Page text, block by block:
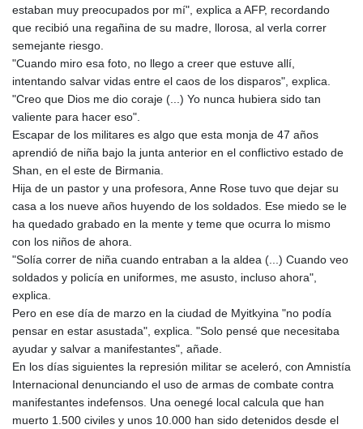
estaban muy preocupados por mí", explica a AFP, recordando
que recibió una regañina de su madre, llorosa, al verla correr
semejante riesgo.
"Cuando miro esa foto, no llego a creer que estuve allí,
intentando salvar vidas entre el caos de los disparos", explica.
"Creo que Dios me dio coraje (...) Yo nunca hubiera sido tan
valiente para hacer eso".
Escapar de los militares es algo que esta monja de 47 años
aprendió de niña bajo la junta anterior en el conflictivo estado de
Shan, en el este de Birmania.
Hija de un pastor y una profesora, Anne Rose tuvo que dejar su
casa a los nueve años huyendo de los soldados. Ese miedo se le
ha quedado grabado en la mente y teme que ocurra lo mismo
con los niños de ahora.
"Solía correr de niña cuando entraban a la aldea (...) Cuando veo
soldados y policía en uniformes, me asusto, incluso ahora",
explica.
Pero en ese día de marzo en la ciudad de Myitkyina "no podía
pensar en estar asustada", explica. "Solo pensé que necesitaba
ayudar y salvar a manifestantes", añade.
En los días siguientes la represión militar se aceleró, con Amnistía
Internacional denunciando el uso de armas de combate contra
manifestantes indefensos. Una oenegé local calcula que han
muerto 1.500 civiles y unos 10.000 han sido detenidos desde el